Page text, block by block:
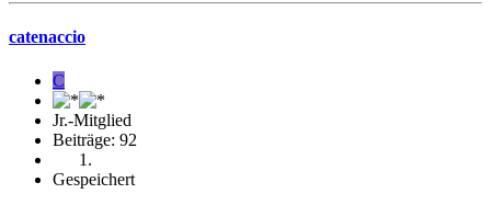
catenaccio
C
Jr.-Mitglied
Beiträge: 92
Gespeichert